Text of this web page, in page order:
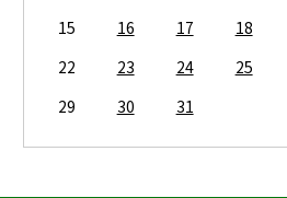
15
16 17 18
22
23 24 25
29
30 31